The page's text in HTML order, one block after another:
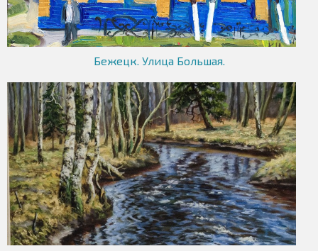
Бежецк. Улица Большая.